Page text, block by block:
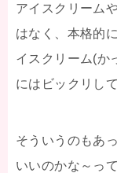
アイスクリーム
はなく、本格的
イスクリーム(か
にはビックリし
そういうのもあ
いいのかな～っ